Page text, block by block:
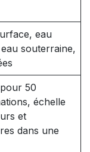
eau
souterraine,
50
échelle
et
dans une